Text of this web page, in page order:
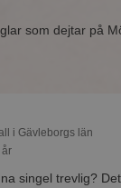
som dejtar på
i Gävleborgs län
år
singel trevlig?